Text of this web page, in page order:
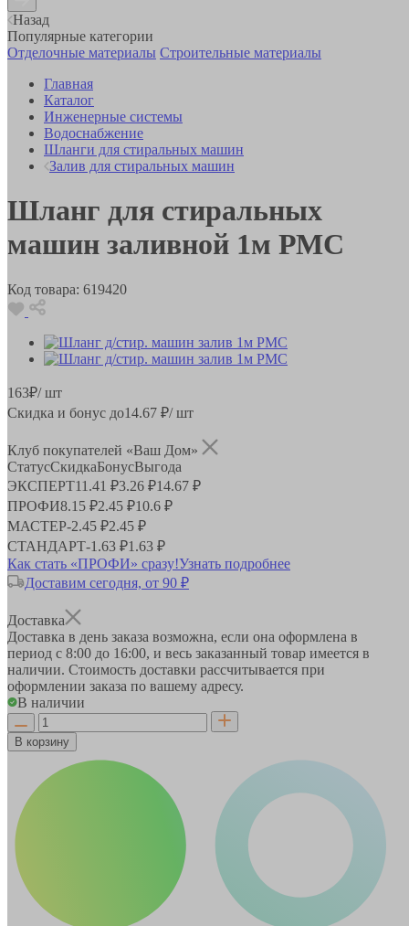
Назад
Популярные категории
Отделочные материалы Строительные материалы
Главная
Каталог
Инженерные системы
Водоснабжение
Шланги для стиральных машин
Залив для стиральных машин
Шланг для стиральных
машин заливной 1м РМС
Код товара: 619420
163₽/ шт
Скидка и бонус до14.67 ₽/ шт
Клуб покупателей «Ваш Дом»
СтатусСкидкаБонусВыгода
ЭКСПЕРТ11.41 ₽3.26 ₽14.67 ₽
ПРОФИ8.15 ₽2.45 ₽10.6 ₽
МАСТЕР-2.45 ₽2.45 ₽
СТАНДАРТ-1.63 ₽1.63 ₽
Как стать «ПРОФИ» сразу!Узнать подробнее
Доставим сегодня, от 90 ₽
Доставка
Доставка в день заказа возможна, если она оформлена в
период с 8:00 до 16:00, и весь заказанный товар имеется в
наличии. Стоимость доставки рассчитывается при
оформлении заказа по вашему адресу.
В наличии
В корзину